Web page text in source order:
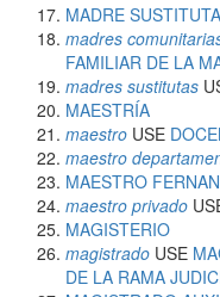
MADRE SUSTITUTA
madres
FAMILIAR DE LA
madres sustitutas
MAESTRÍA
maestro USE
maestro
MAESTRO
maestro privado
MAGISTERIO
magistrado USE
DE LA RAMA